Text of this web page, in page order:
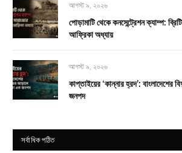
আগস্ট ৯, ২০২৬
পোড়ামাটি থেকে কনসেন্ট্রেশন ক্যাম্প:
আফ্রিকা অধ্যায়
আগস্ট ৯, ২০২৬
কাপ্তাইয়ের ‘কান্নার হ্রদ’: বাংলাদেশের
জনপদ
সর্বাধিক পঠিত